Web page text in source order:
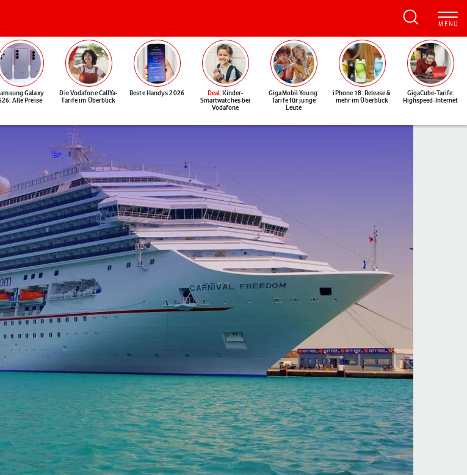
Galaxy
Alle Preise
Die Vodafone CallYa-
Tarife im Überblick
Beste Handys 2026 Deal: Kinder-
Smartwatches bei
Vodafone
GigaMobil Young:
Tarife für junge
Leute
iPhone 18: Release &
mehr im Überblick
GigaCube-Tarife:
Highspeed-Internet